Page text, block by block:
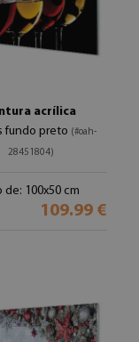
acrílica
fundo preto (#oah-
28451804)
de: 100x50 cm
109.99 €